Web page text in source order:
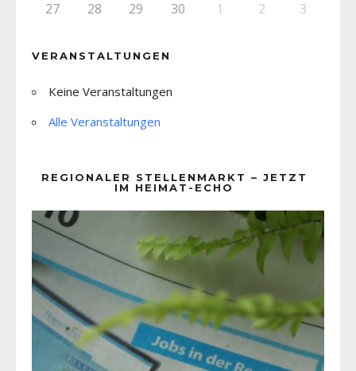
27 28 29 30 1 2 3
VERANSTALTUNGEN
Keine Veranstaltungen
Alle Veranstaltungen
REGIONALER STELLENMARKT – JETZT
IM HEIMAT-ECHO
Player